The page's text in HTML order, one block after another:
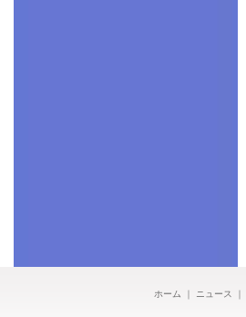
ホーム ニュース